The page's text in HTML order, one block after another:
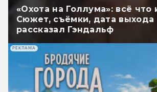
«Охота на Голлума»: всё что
Сюжет, съёмки, дата выхода
рассказал Гэндальф
РЕКЛАМА